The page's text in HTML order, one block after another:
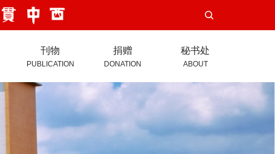
刊物
PUBLICATION
捐赠
DONATION
秘书处
ABOUT